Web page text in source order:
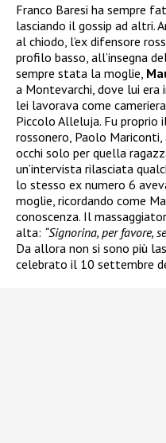
Franco Baresi ha sempre
lasciando il gossip ad altri.
al chiodo, l’ex difensore
profilo basso, all’insegna
sempre stata la moglie,
a Montevarchi, dove lui
lei lavorava come
Piccolo Alleluja. Fu proprio
rossonero, Paolo Mariconti,
occhi solo per quella
un’intervista rilasciata
lo stesso ex numero 6
moglie, ricordando come
conoscenza. Il
alta: “Signorina, per favore,
Da allora non si sono più
celebrato il 10 settembre